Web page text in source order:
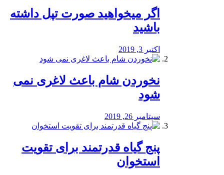
اگر میخواهید صورت تپل داشته
باشید
اکتبر 3, 2019
نخوردن شام باعث لاغری نمی
‌شود
سپتامبر 26, 2019
پنج گیاه قدرتمند برای تقویت
استخوان